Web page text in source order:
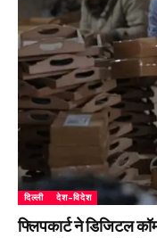
दिल्ली देश-विदेश
फ्लिपकार्ट ने डिजिटल